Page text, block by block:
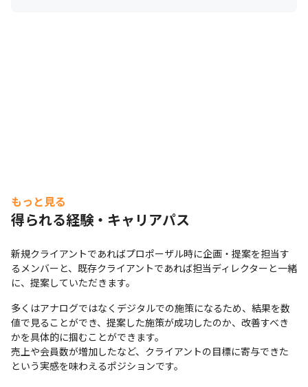
もっと見る
得られる経験・キャリアパス
新規クライアントであればプロポーザル時に企画・提案を担当す
るメンバーと、既存クライアントであれば担当ディレクターと一緒
に、提案していただきます。
多くはアナログではなくデジタルでの施策になるため、結果を数
値で見ることができ、提案した施策が成功したのか、改善すべき
かを具体的に掴むことができます。
売上や会員数が増加したなど、クライアントの目標に寄与できた
という実感を味わえるポジションです。